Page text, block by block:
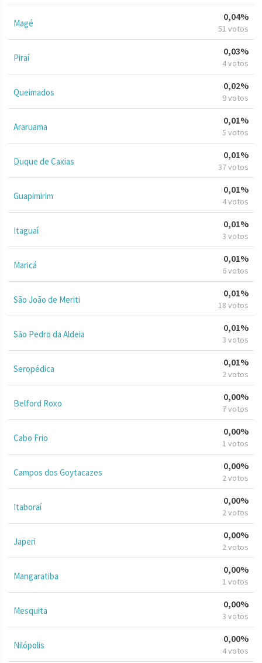
Magé
0,04%
51 votos
Piraí
0,03%
4 votos
Queimados
0,02%
9 votos
Araruama
0,01%
5 votos
Duque de Caxias
0,01%
37 votos
Guapimirim
0,01%
4 votos
Itaguaí
0,01%
3 votos
Maricá
0,01%
6 votos
São João de Meriti
0,01%
18 votos
São Pedro da Aldeia
0,01%
3 votos
Seropédica
0,01%
2 votos
Belford Roxo
0,00%
7 votos
Cabo Frio
0,00%
1 votos
Campos dos Goytacazes
0,00%
2 votos
Itaboraí
0,00%
2 votos
Japeri
0,00%
2 votos
Mangaratiba
0,00%
1 votos
Mesquita
0,00%
3 votos
Nilópolis
0,00%
4 votos